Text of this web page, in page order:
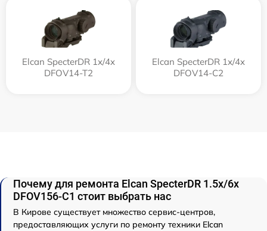
Elcan SpecterDR 1x/4x
DFOV14-T2
Elcan SpecterDR 1x/4x
DFOV14-C2
Почему для ремонта Elcan SpecterDR 1.5x/6x
DFOV156-C1 стоит выбрать нас
В Кирове существует множество сервис-центров,
предоставляющих услуги по ремонту техники Elcan